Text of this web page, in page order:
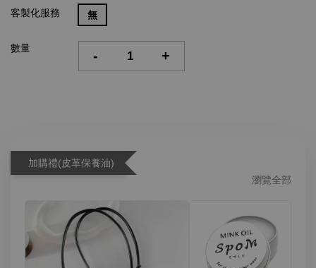
客製化服務 無
數量 - +
加購禮(皮革保養油)
瀏覽全部